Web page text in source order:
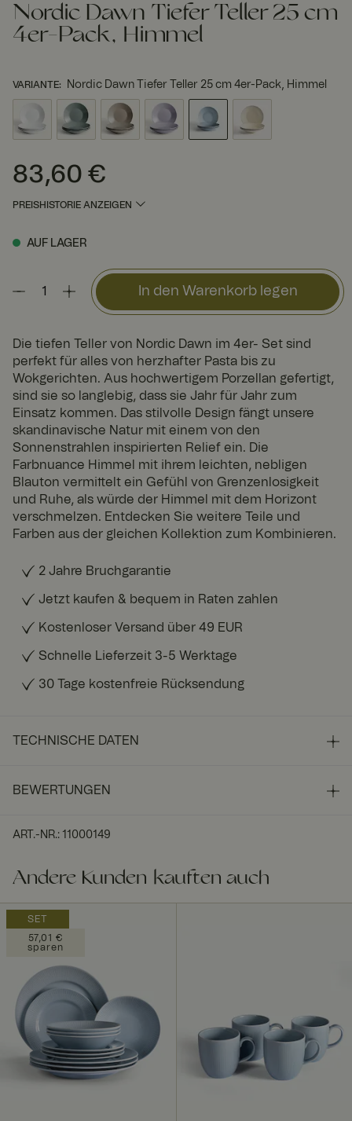
Nordic Dawn Tiefer Teller 25 cm
4er-Pack, Himmel
VARIANTE: Nordic Dawn Tiefer Teller 25 cm 4er-Pack, Himmel
Preis: 83,60 €
83,60 €
PREISHISTORIE ANZEIGEN
AUF LAGER
In den Warenkorb legen
Die tiefen Teller von Nordic Dawn im 4er- Set sind
perfekt für alles von herzhafter Pasta bis zu
Wokgerichten. Aus hochwertigem Porzellan gefertigt,
sind sie so langlebig, dass sie Jahr für Jahr zum
Einsatz kommen. Das stilvolle Design fängt unsere
skandinavische Natur mit einem von den
Sonnenstrahlen inspirierten Relief ein. Die
Farbnuance Himmel mit ihrem leichten, nebligen
Blauton vermittelt ein Gefühl von Grenzenlosigkeit
und Ruhe, als würde der Himmel mit dem Horizont
verschmelzen. Entdecken Sie weitere Teile und
Farben aus der gleichen Kollektion zum Kombinieren.
2 Jahre Bruchgarantie
Jetzt kaufen & bequem in Raten zahlen
Kostenloser Versand über 49 EUR
Schnelle Lieferzeit 3-5 Werktage
30 Tage kostenfreie Rücksendung
TECHNISCHE DATEN
BEWERTUNGEN
ART.-NR.: 11000149
Andere Kunden kauften auch
SET
57,01 €
sparen